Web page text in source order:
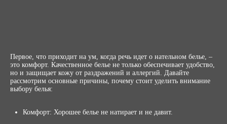
Первое, что приходит на ум, когда речь идет о нательном белье, –
это комфорт. Качественное белье не только обеспечивает удобство,
но и защищает кожу от раздражений и аллергий. Давайте
рассмотрим основные причины, почему стоит уделить внимание
выбору белья:
Комфорт: Хорошее белье не натирает и не давит.